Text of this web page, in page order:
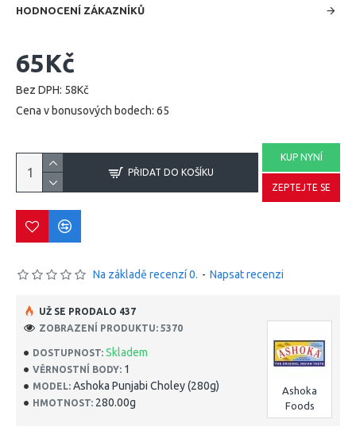
HODNOCENÍ ZÁKAZNÍKŮ
DOSTUPNOST: Skladem
VĚRNOSTNÍ BODY: 1
MODEL: Ashoka Punjabi Choley (280g)
HMOTNOST: 280.00g
Ashoka
Foods
UŽ SE PRODALO 437
ZOBRAZENÍ PRODUKTU: 5370
Na základě recenzí 0. - Napsat recenzi
65Kč
Bez DPH: 58Kč
Cena v bonusových bodech: 65
PŘIDAT DO KOŠÍKU
KUP NYNÍ
ZEPTEJTE SE